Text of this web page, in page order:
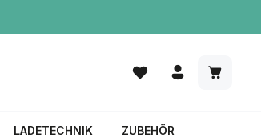
LADETECHNIK ZUBEHÖR